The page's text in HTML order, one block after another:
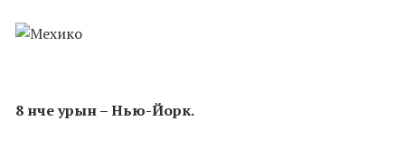
8 нче урын – Нью-Йорк.